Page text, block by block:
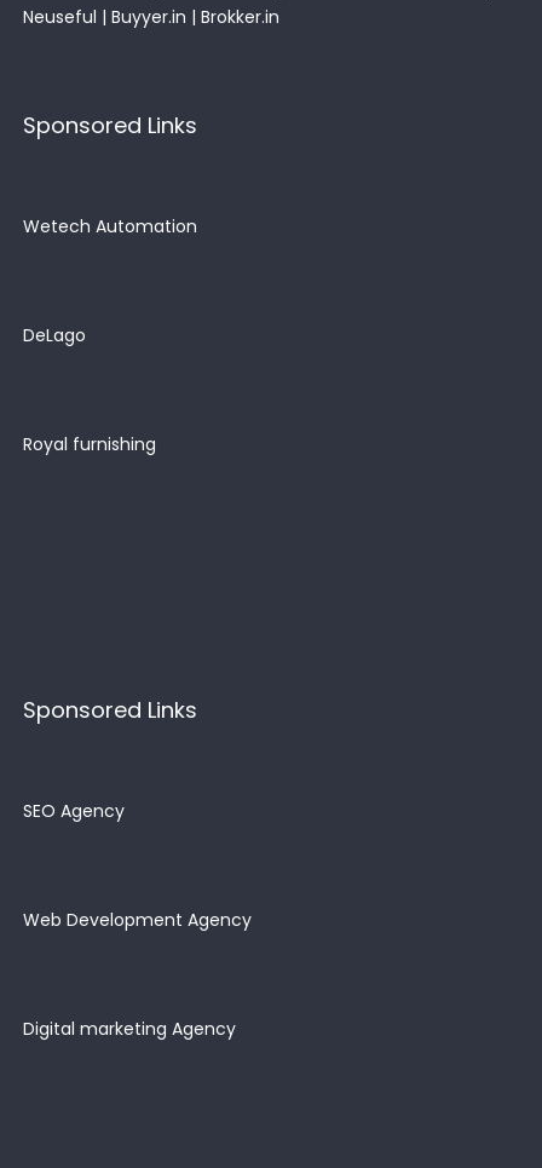
Neuseful | Buyyer.in | Brokker.in
Sponsored Links
Wetech Automation
DeLago
Royal furnishing
Sponsored Links
SEO Agency
Web Development Agency
Digital marketing Agency